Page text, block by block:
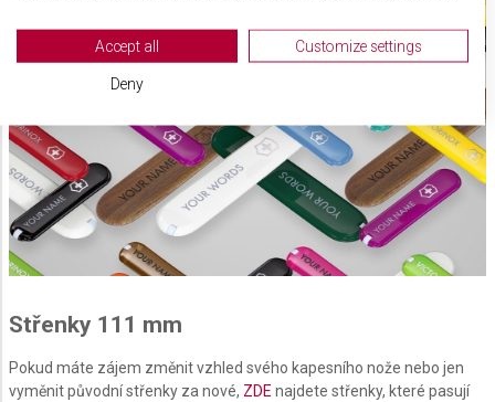
Střenky 111 mm
Pokud máte zájem změnit vzhled svého kapesního nože nebo jen
vyměnit původní střenky za nové, ZDE najdete střenky, které pasují
View Partner List (2 IAB Vendors)
We use your data for the following purposes:
Store and/or access information on a device
Use limited data to select advertising
Create profiles for personalised advertising
Use profiles to select personalised
Create profiles to personalise content
Use profiles to select personalised content
Accept all Customize settings
Deny